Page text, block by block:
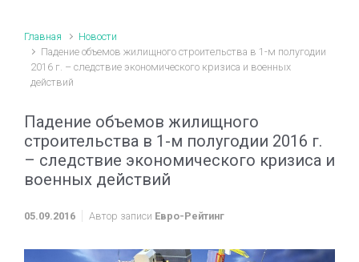
Главная
Новости
Падение объемов жилищного строительства в 1-м полугодии
2016 г. – следствие экономического кризиса и военных
действий
Падение объемов жилищного
строительства в 1-м полугодии 2016 г.
– следствие экономического кризиса и
военных действий
05.09.2016 Автор записи Евро-Рейтинг